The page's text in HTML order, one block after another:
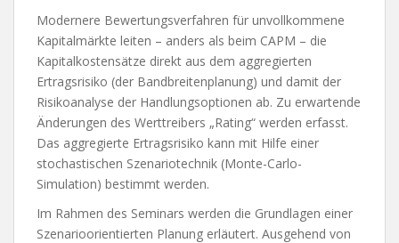
Modernere Bewertungsverfahren für unvollkommene
Kapitalmärkte leiten – anders als beim CAPM – die
Kapitalkostensätze direkt aus dem aggregierten
Ertragsrisiko (der Bandbreitenplanung) und damit der
Risikoanalyse der Handlungsoptionen ab. Zu erwartende
Änderungen des Werttreibers „Rating“ werden erfasst.
Das aggregierte Ertragsrisiko kann mit Hilfe einer
stochastischen Szenariotechnik (Monte-Carlo-
Simulation) bestimmt werden.
Im Rahmen des Seminars werden die Grundlagen einer
Szenarioorientierten Planung erläutert. Ausgehend von